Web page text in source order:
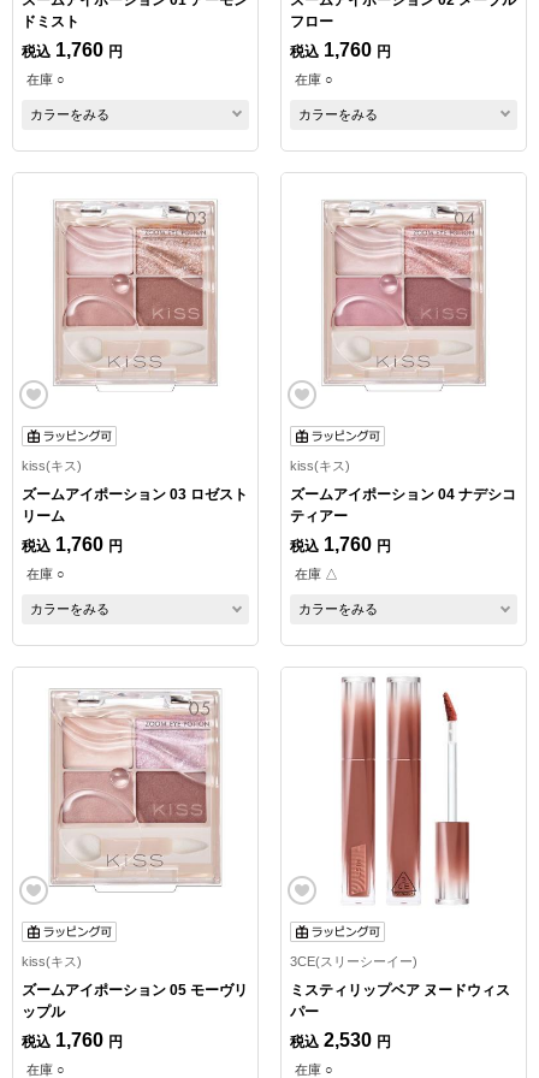
ドミスト
税込 1,760 円
在庫 ○
カラーをみる
フロー
税込 1,760 円
在庫 ○
カラーをみる
kiss(キス)
ズームアイポーション 03 ロゼスト
リーム
税込 1,760 円
在庫 ○
カラーをみる
kiss(キス)
ズームアイポーション 04 ナデシコ
ティアー
税込 1,760 円
在庫 △
カラーをみる
kiss(キス)
ズームアイポーション 05 モーヴリ
ップル
税込 1,760 円
在庫 ○
3CE(スリーシーイー)
ミスティリップベア ヌードウィス
パー
税込 2,530 円
在庫 ○